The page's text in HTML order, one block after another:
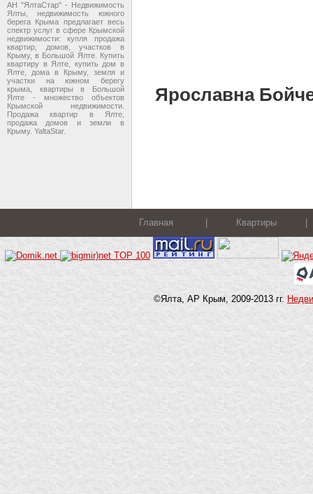
АН "ЯлтаСтар" - Недвижимость
Ялты, недвижимость южного
берега Крыма предлагает весь
спектр услуг в сфере Крымской
недвижимости: купля продажа
квартир, домов, участков в
Крыму, в Большой Ялте. Купить
квартиру в Ялте, купить дом в
Ялте, дома в Крыму, земля и
участки на южном берегу
крыма, квартиры в Большой
Ялте - множество объектов
Крымской недвижимости.
Продажа квартир в Ялте,
продажа домов и земли в
Крыму. YaltaStar.
Ярославна
Главная Квартиры
©Ялта, АР Крым, 2009-2013 гг.